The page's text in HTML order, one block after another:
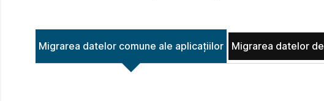
Migrarea datelor comune ale aplicațiilor Migrarea datelor